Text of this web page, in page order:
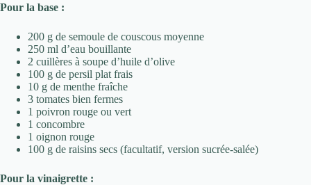
Pour la base :
200 g de semoule de couscous moyenne
250 ml d’eau bouillante
2 cuillères à soupe d’huile d’olive
100 g de persil plat frais
10 g de menthe fraîche
3 tomates bien fermes
1 poivron rouge ou vert
1 concombre
1 oignon rouge
100 g de raisins secs (facultatif, version sucrée-salée)
Pour la vinaigrette :